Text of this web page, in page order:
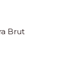
Brut